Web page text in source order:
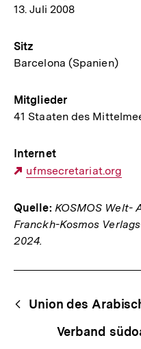
13. Juli 2008
Sitz
Barcelona (Spanien)
Mitglieder
41 Staaten des
Internet
Externer
ufmsecretariat.org
Quelle: KOSMOS Welt-
Franckh-Kosmos
2024.
Content-
Navigation
Union des
Verband